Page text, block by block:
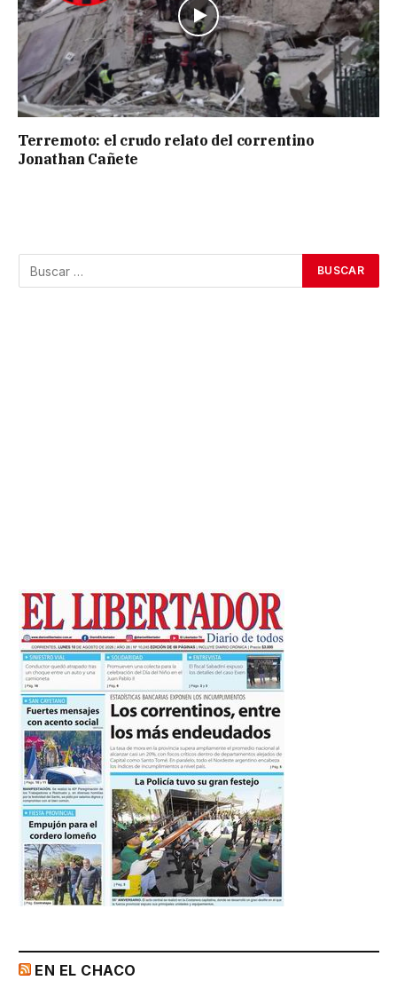
Terremoto: el crudo relato del correntino
Jonathan Cañete
EN EL CHACO